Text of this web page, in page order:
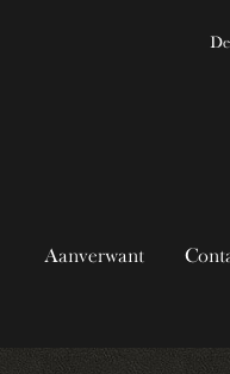
Aanverwant